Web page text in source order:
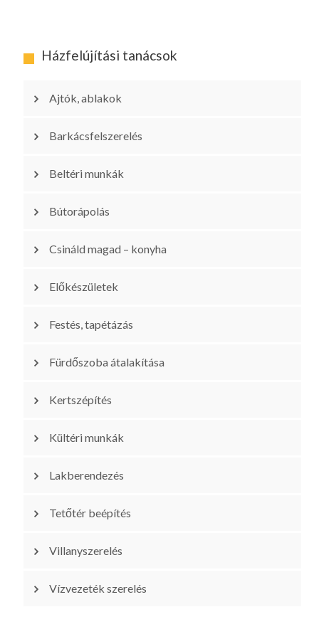
Házfelújítási tanácsok
Ajtók, ablakok
Barkácsfelszerelés
Beltéri munkák
Bútorápolás
Csináld magad – konyha
Előkészületek
Festés, tapétázás
Fürdőszoba átalakítása
Kertszépítés
Kültéri munkák
Lakberendezés
Tetőtér beépítés
Villanyszerelés
Vízvezeték szerelés